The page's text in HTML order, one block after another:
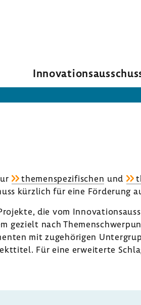
themen­spe­zi­fi­schen und
kürz­lich für eine Förde­rung
die vom
gezielt nach
mit zuge­hö­rigen
Für eine erwei­terte